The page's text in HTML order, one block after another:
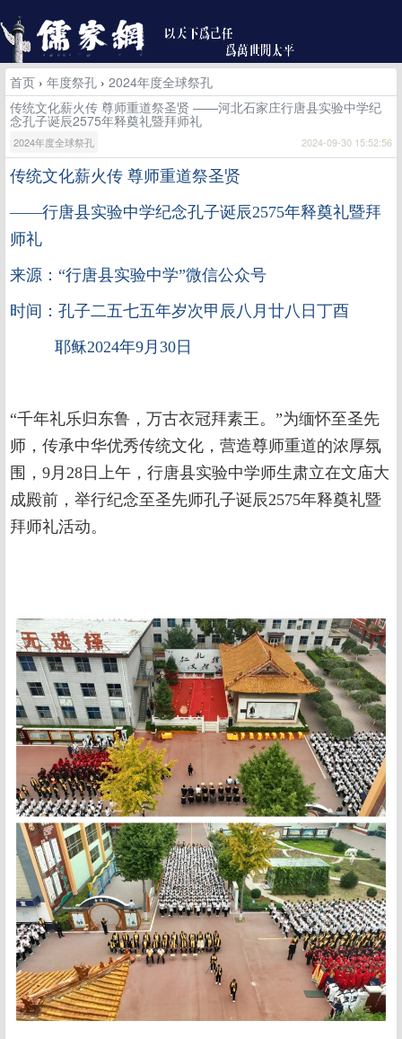
首页 › 年度祭孔 › 2024年度全球祭孔
传统文化薪火传 尊师重道祭圣贤 ——河北石家庄行唐县实验中学纪
念孔子诞辰2575年释奠礼暨拜师礼
2024年度全球祭孔 2024-09-30 15:52:56
传统文化薪火传 尊师重道祭圣贤
——行唐县实验中学纪念孔子诞辰2575年释奠礼暨拜
师礼
来源：“行唐县实验中学”微信公众号
时间：孔子二五七五年岁次甲辰八月廿八日丁酉
耶稣2024年9月30日
“千年礼乐归东鲁，万古衣冠拜素王。”为缅怀至圣先
师，传承中华优秀传统文化，营造尊师重道的浓厚氛
围，9月28日上午，行唐县实验中学师生肃立在文庙大
成殿前，举行纪念至圣先师孔子诞辰2575年释奠礼暨
拜师礼活动。